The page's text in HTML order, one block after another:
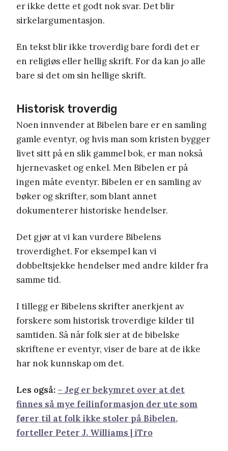
er ikke dette et godt nok svar. Det blir
sirkelargumentasjon.
En tekst blir ikke troverdig bare fordi det er
en religiøs eller hellig skrift. For da kan jo alle
bare si det om sin hellige skrift.
Historisk troverdig
Noen innvender at Bibelen bare er en samling
gamle eventyr, og hvis man som kristen bygger
livet sitt på en slik gammel bok, er man nokså
hjernevasket og enkel. Men Bibelen er på
ingen måte eventyr. Bibelen er en samling av
bøker og skrifter, som blant annet
dokumenterer historiske hendelser.
Det gjør at vi kan vurdere Bibelens
troverdighet. For eksempel kan vi
dobbeltsjekke hendelser med andre kilder fra
samme tid.
I tillegg er Bibelens skrifter anerkjent av
forskere som historisk troverdige kilder til
samtiden. Så når folk sier at de bibelske
skriftene er eventyr, viser de bare at de ikke
har nok kunnskap om det.
Les også: – Jeg er bekymret over at det
finnes så mye feilinformasjon der ute som
fører til at folk ikke stoler på Bibelen,
forteller Peter J. Williams | iTro